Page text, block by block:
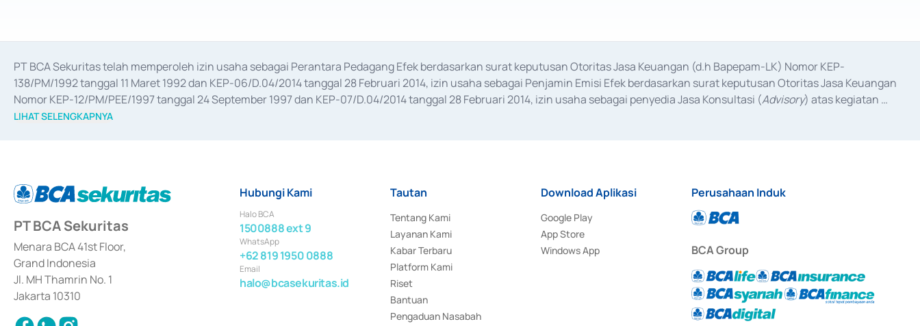
PT BCA Sekuritas telah memperoleh izin usaha sebagai Perantara Pedagang Efek berdasarkan surat keputusan Otoritas Jasa Keuangan (d.h Bapepam-LK) Nomor KEP-
138/PM/1992 tanggal 11 Maret 1992 dan KEP-06/D.04/2014 tanggal 28 Februari 2014, izin usaha sebagai Penjamin Emisi Efek berdasarkan surat keputusan Otoritas Jasa Keuangan
Nomor KEP-12/PM/PEE/1997 tanggal 24 September 1997 dan KEP-07/D.04/2014 tanggal 28 Februari 2014, izin usaha sebagai penyedia Jasa Konsultasi (Advisory) atas kegiatan
merger, akuisisi, divestasi, dan
LIHAT SELENGKAPNYA
PT BCA Sekuritas
Menara BCA 41st Floor,
Grand Indonesia
Jl. MH Thamrin No. 1
Jakarta 10310
Hubungi Kami
Halo BCA
1500888 ext 9
WhatsApp
+62 819 1950 0888
Email
halo@bcasekuritas.id
Tautan
Tentang Kami
Layanan Kami
Kabar Terbaru
Platform Kami
Riset
Bantuan
Pengaduan Nasabah
Download Aplikasi
Google Play
App Store
Windows App
Perusahaan Induk
BCA Group